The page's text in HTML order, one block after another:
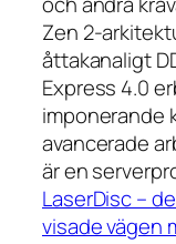
Zen 2-
åttakanaligt
Express 4.0
imponerande
avancerade
är en
LaserDisc –
visade vägen